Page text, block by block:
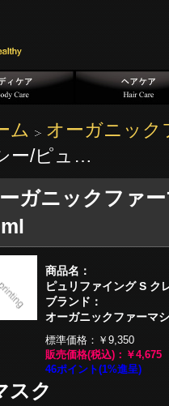
ム
オーガニック
ー/ピュ…
ガニックファ
商品名：
ピュリファイング S ク
ブランド：
オーガニックファーマ
標準価格： ￥9,350
販売価格(税込)： ￥4,675
46ポイント(1%進呈)
スク